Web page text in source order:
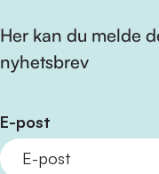
Her kan du melde
nyhetsbrev
E-post